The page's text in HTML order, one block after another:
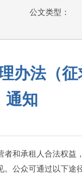
公文类型：
办法（
通知
承租人合法权益
公众可通过以下途